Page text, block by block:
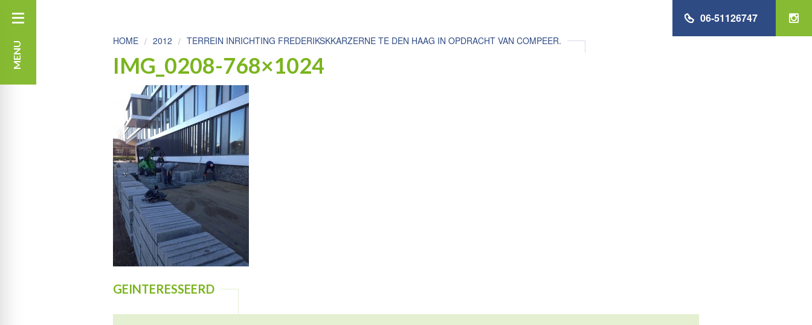
MENU
06-51126747
HOME 2012 TERREIN INRICHTING FREDERIKSKKARZERNE TE DEN HAAG IN OPDRACHT VAN COMPEER.
IMG_0208-768×1024
GEINTERESSEERD